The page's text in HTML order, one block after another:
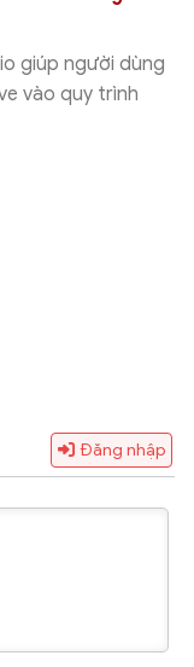
giúp người dùng
vào quy trình
Đăng nhập